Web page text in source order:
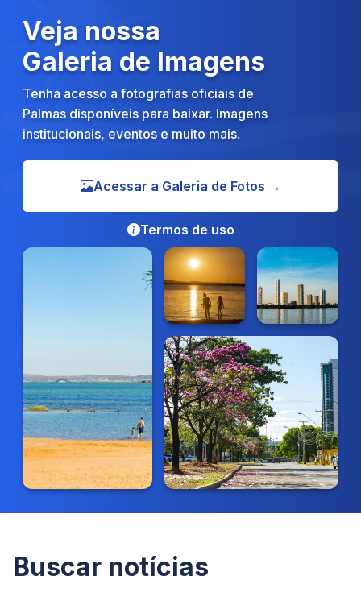
Veja nossa
Galeria de Imagens
Tenha acesso a fotografias oficiais de
Palmas disponíveis para baixar. Imagens
institucionais, eventos e muito mais.
Termos de uso
Acessar a Galeria de Fotos →
Buscar notícias